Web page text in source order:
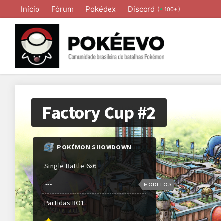
Início Fórum Pokédex Discord ( 100+ )
Factory Cup #2
POKÉMON SHOWDOWN
Single Battle 6x6
---
Partidas BO1
MODELOS